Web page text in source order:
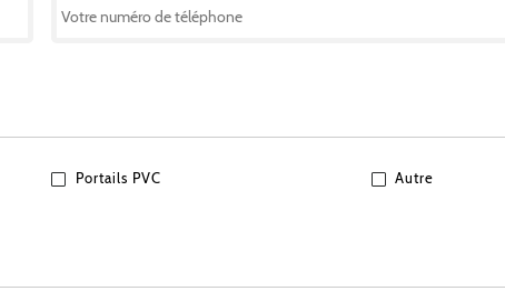
Portails PVC Autre